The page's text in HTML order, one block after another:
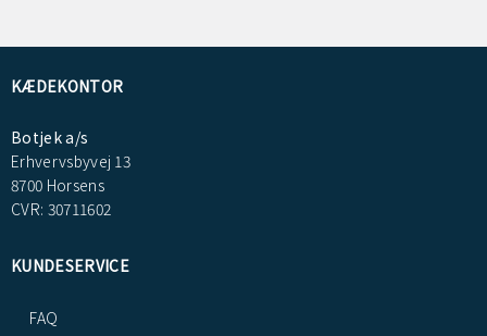
KÆDEKONTOR
Botjek a/s
Erhvervsbyvej 13
8700 Horsens
CVR: 30711602
KUNDESERVICE
FAQ